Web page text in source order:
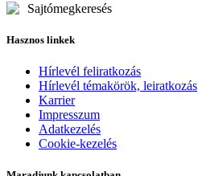
Sajtómegkeresés
Hasznos linkek
Hírlevél feliratkozás
Hírlevél témakörök, leiratkozás
Karrier
Impresszum
Adatkezelés
Cookie-kezelés